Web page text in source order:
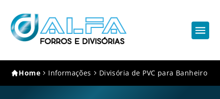
Home Informações Divisória de PVC para Banheiro